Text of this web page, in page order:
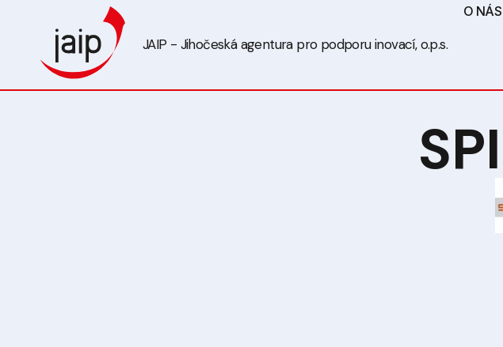
JAIP - Jihočeská agentura pro podporu inovací, o.p.s.
O NÁS